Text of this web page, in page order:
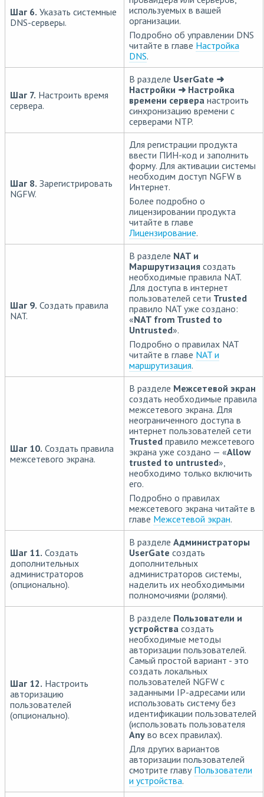
Шаг 6. Указать системные
DNS-серверы.
используемых в вашей
организации.
Подробно об управлении DNS
читайте в главе Настройка
DNS.
Шаг 7. Настроить время
сервера.
В разделе UserGate ➜
Настройки ➜ Настройка
времени сервера настроить
синхронизацию времени с
серверами NTP.
Шаг 8. Зарегистрировать
NGFW.
Для регистрации продукта
ввести ПИН-код и заполнить
форму. Для активации системы
необходим доступ NGFW в
Интернет.
Более подробно о
лицензировании продукта
читайте в главе
Лицензирование.
Шаг 9. Создать правила
NAT.
В разделе NAT и
Маршрутизация создать
необходимые правила NAT.
Для доступа в интернет
пользователей сети Trusted
правило NAT уже создано:
«NAT from Trusted to
Untrusted».
Подробно о правилах NAT
читайте в главе NAT и
маршрутизация.
Шаг 10. Создать правила
межсетевого экрана.
В разделе Межсетевой экран
создать необходимые правила
межсетевого экрана. Для
неограниченного доступа в
интернет пользователей сети
Trusted правило межсетевого
экрана уже создано — «Allow
trusted to untrusted»,
необходимо только включить
его.
Подробно о правилах
межсетевого экрана читайте в
главе Межсетевой экран.
Шаг 11. Создать
дополнительных
администраторов
(опционально).
В разделе Администраторы
UserGate создать
дополнительных
администраторов системы,
наделить их необходимыми
полномочиями (ролями).
Шаг 12. Настроить
авторизацию
пользователей
(опционально).
В разделе Пользователи и
устройства создать
необходимые методы
авторизации пользователей.
Самый простой вариант - это
создать локальных
пользователей NGFW с
заданными IP-адресами или
использовать систему без
идентификации пользователей
(использовать пользователя
Any во всех правилах).
Для других вариантов
авторизации пользователей
смотрите главу Пользователи
и устройства.